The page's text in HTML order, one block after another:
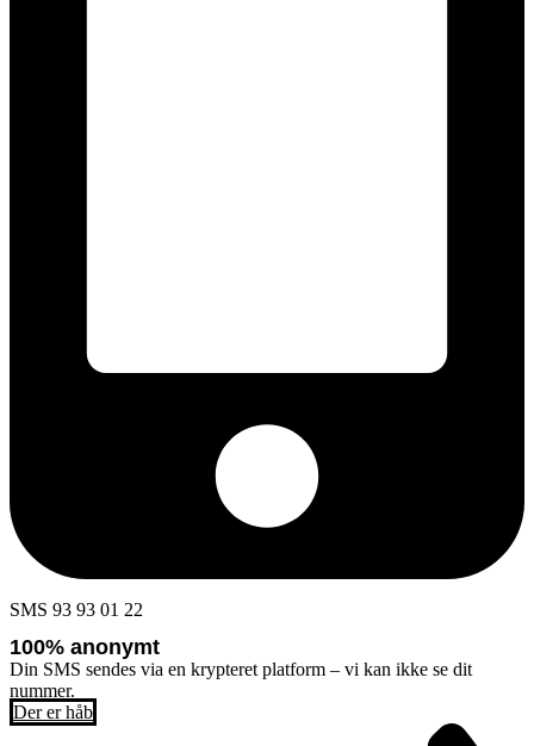
SMS 93 93 01 22
100% anonymt
Din SMS sendes via en krypteret platform – vi kan ikke se dit
nummer.
Der er håb